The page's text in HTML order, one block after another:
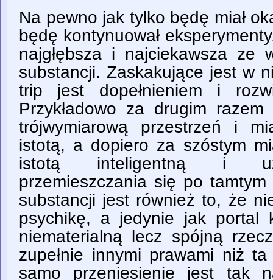
Na pewno jak tylko będę miał
będę kontynuował
najgłębsza i najciekawsza ze
substancji. Zaskakujące jest w
trip jest dopełnieniem i
Przykładowo za drugim razem
trójwymiarową przestrzeń i
istotą, a dopiero za szóstym
istotą inteligentną i
przemieszczania się po
substancji jest również to, że
psychikę, a jedynie jak portal
niematerialną lecz spójną
zupełnie innymi prawami niż
samo przeniesienie jest tak